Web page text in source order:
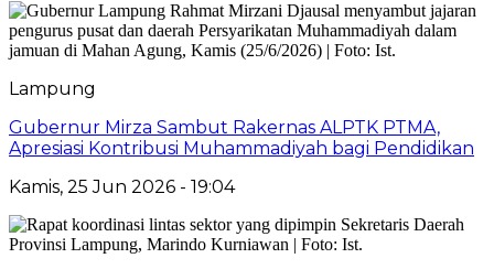
Lampung
Gubernur Mirza Sambut Rakernas ALPTK PTMA,
Apresiasi Kontribusi Muhammadiyah bagi Pendidikan
Kamis, 25 Jun 2026 - 19:04